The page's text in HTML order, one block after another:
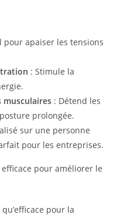
pour apaiser les tensions
: Stimule la
musculaires : Détend les
prolongée.
sur une personne
pour les entreprises.
pour améliorer le
pour la